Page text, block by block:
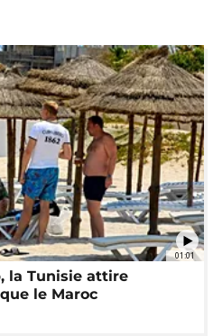
01:01
la Tunisie attire
le Maroc